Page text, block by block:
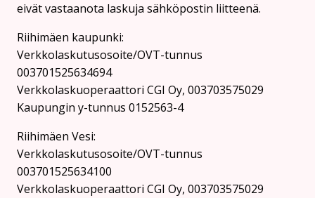
eivät vastaanota laskuja sähköpostin liitteenä.
Riihimäen kaupunki:
Verkkolaskutusosoite/OVT-tunnus
003701525634694
Verkkolaskuoperaattori CGI Oy, 003703575029
Kaupungin y-tunnus 0152563-4
Rii­hi­mäen Vesi:
Verkkolaskutusosoite/OVT-tunnus
003701525634100
Verkkolaskuoperaattori CGI Oy, 003703575029